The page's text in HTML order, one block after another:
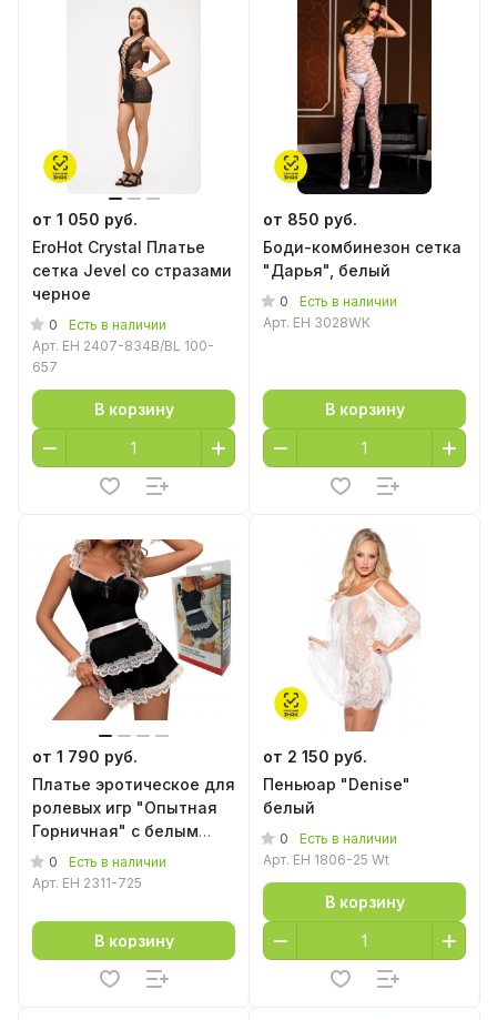
от 1 050 руб.
EroHot Crystal Платье
сетка Jevel со стразами
черное
0
Есть в наличии
Арт. EH 2407-834B/BL 100-
657
В корзину
от 850 руб.
Боди-комбинезон сетка
"Дарья", белый
0
Есть в наличии
Арт. EH 3028WК
В корзину
от 1 790 руб.
Платье эротическое для
ролевых игр "Опытная
Горничная" с белым
кружевом
0
Есть в наличии
Арт. EH 2311-725
В корзину
от 2 150 руб.
Пеньюар "Denise"
белый
0
Есть в наличии
Арт. EH 1806-25 Wt
В корзину